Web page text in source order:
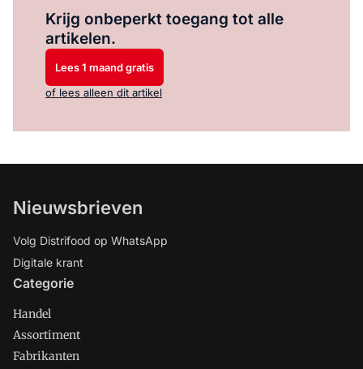
Krijg onbeperkt toegang tot alle
artikelen.
Lees 1 maand gratis
of lees alleen dit artikel
Nieuwsbrieven
Volg Distrifood op WhatsApp
Digitale krant
Categorie
Handel
Assortiment
Fabrikanten